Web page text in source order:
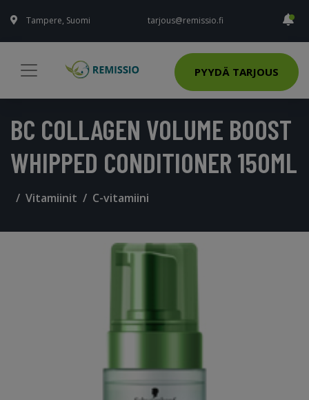
Tampere, Suomi tarjous@remissio.fi
PYYDÄ TARJOUS
BC COLLAGEN VOLUME BOOST
WHIPPED CONDITIONER 150ML
Vitamiinit C-vitamiini